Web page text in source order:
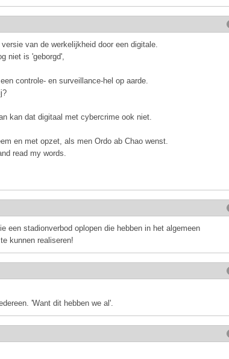
van de werkelijkheid door een digitale.
niet is 'geborgd',
controle- en surveillance-hel op aarde.
kan dat digitaal met cybercrime ook niet.
en met opzet, als men Ordo ab Chao wenst.
read my words.
een stadionverbod oplopen die hebben in het algemeen
kunnen realiseren!
'Want dit hebben we al'.